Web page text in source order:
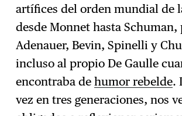
artífices del orden mundial de
desde Monnet hasta Schuman,
Adenauer, Bevin, Spinelli y
incluso al propio De Gaulle
encontraba dehumor rebelde.
vez en tres generaciones, nos